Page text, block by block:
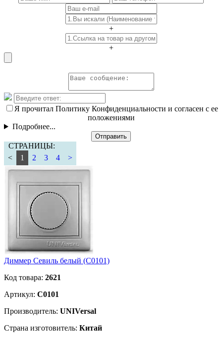
+
+
Я прочитал Политику Конфиденциальности и согласен с ее
положениями
Подробнее...
Отправить
СТРАНИЦЫ:
<
1 2 3 4 >
Диммер Севиль белый (С0101)
Код товара: 2621
Артикул: С0101
Производитель: UNIVersal
Страна изготовитель: Китай